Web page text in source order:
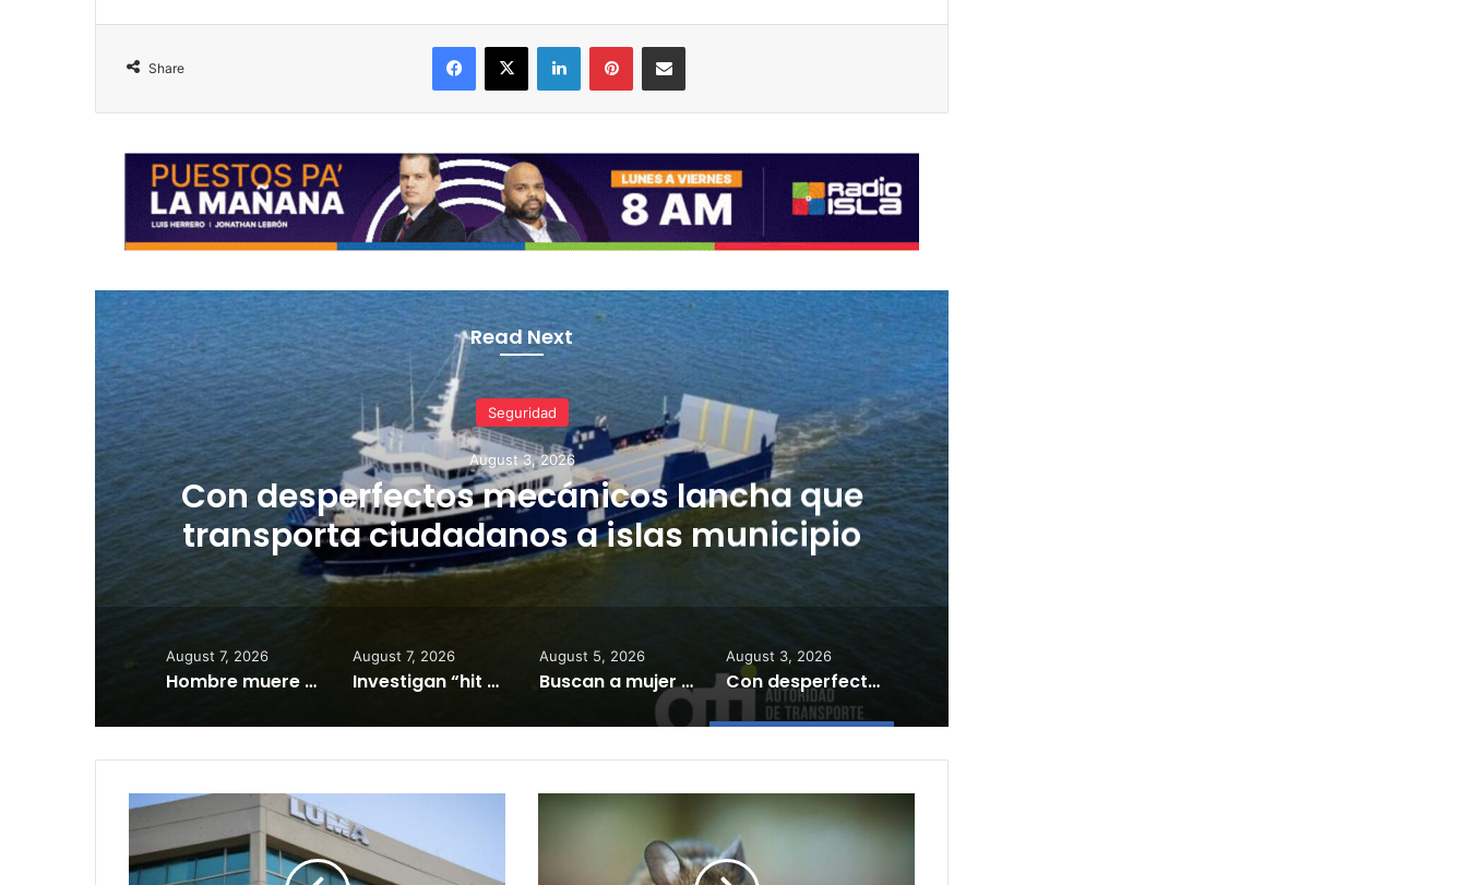
Share
Facebook
X LinkedInPinterestShare via Email
Read Next
Seguridad
August 3, 2026
Con desperfectos mecánicos lancha que
transporta ciudadanos a islas municipio
August 7, 2026
Hombre muere baleado y mujer resulta herida en tiroteo en Fajardo
August 7, 2026
Investigan “hit and run” tras grave accidente de motocicleta en Guayama
August 5, 2026
Buscan a mujer desaparecida en Ponce
August 3, 2026
Con desperfectos mecánicos lancha que transporta ciudadanos a islas municipio
Jueza
Swain
deja
en